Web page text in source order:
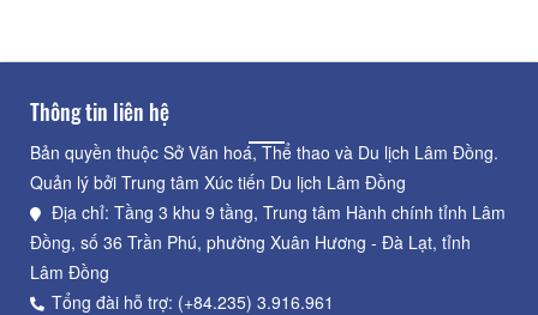
Thông tin liên hệ
Bản quyền thuộc Sở Văn hoá, Thể thao và Du lịch Lâm Đồng.
Quản lý bởi Trung tâm Xúc tiến Du lịch Lâm Đồng
Địa chỉ: Tầng 3 khu 9 tầng, Trung tâm Hành chính tỉnh Lâm
Đồng, số 36 Trần Phú, phường Xuân Hương - Đà Lạt, tỉnh
Lâm Đồng
Tổng đài hỗ trợ: (+84.235) 3.916.961